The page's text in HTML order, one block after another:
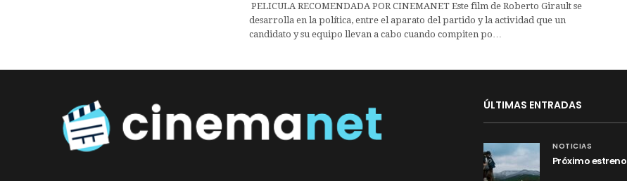
PELICULA RECOMENDADA POR CINEMANET Este film de Roberto Girault se
desarrolla en la política, entre el aparato del partido y la actividad que un
candidato y su equipo llevan a cabo cuando compiten po…
ÚLTIMAS ENTRADAS
NOTICIAS
Próximo